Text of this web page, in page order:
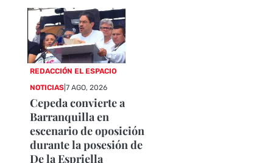
REDACCIÓN EL ESPACIO
NOTICIAS |7 AGO, 2026
Cepeda convierte a
Barranquilla en
escenario de oposición
durante la posesión de
De la Espriella